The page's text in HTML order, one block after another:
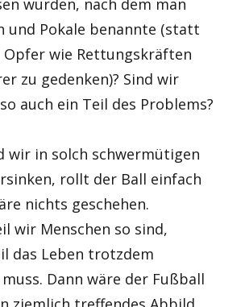
und Pokale benannte (statt
wie Rettungskräften
zu gedenken)? Sind wir
auch ein Teil des Problems?
wir in solch schwermütigen
rollt der Ball einfach
nichts geschehen.
wir Menschen so sind,
das Leben trotzdem
Dann wäre der Fußball